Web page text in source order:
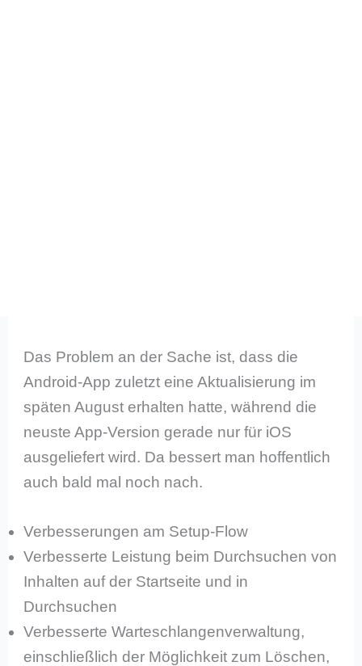
Das Problem an der Sache ist, dass die
Android-App zuletzt eine Aktualisierung im
späten August erhalten hatte, während die
neuste App-Version gerade nur für iOS
ausgeliefert wird. Da bessert man hoffentlich
auch bald mal noch nach.
Verbesserungen am Setup-Flow
Verbesserte Leistung beim Durchsuchen von
Inhalten auf der Startseite und in
Durchsuchen
Verbesserte Warteschlangenverwaltung,
einschließlich der Möglichkeit zum Löschen,